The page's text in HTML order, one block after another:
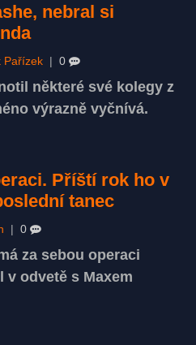
nebral si
Pařízek 0
některé své kolegy z
výrazně vyčnívá.
Příští rok ho v
tanec
0
za sebou operaci
v odvetě s Maxem